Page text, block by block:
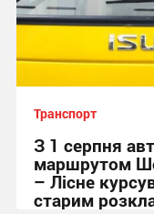
Транспорт
З 1 серпня
маршрутом
– Лісне
старим